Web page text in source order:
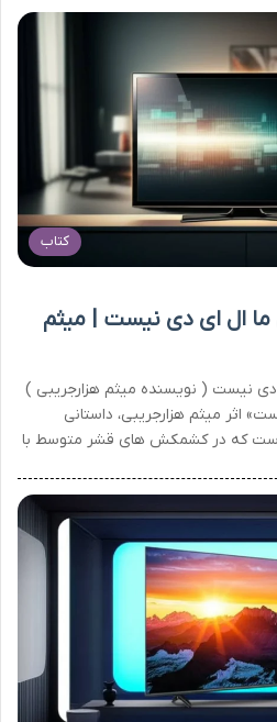
کتاب
ما ال ای دی نیست | میثم
دی نیست ( نویسنده میثم هزارجریبی )
اثر میثم هزارجریبی، داستانی
است که در کشمکش های قشر متوسط با